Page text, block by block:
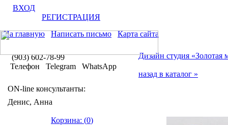
ВХОД
РЕГИСТРАЦИЯ
На главную
Написать письмо Карта сайта
(903) 602-78-99
Телефон Telegram WhatsApp
ON-line консультанты:
Денис, Анна
Корзина: (0)
Дизайн студия «Золотая
назад в каталог »